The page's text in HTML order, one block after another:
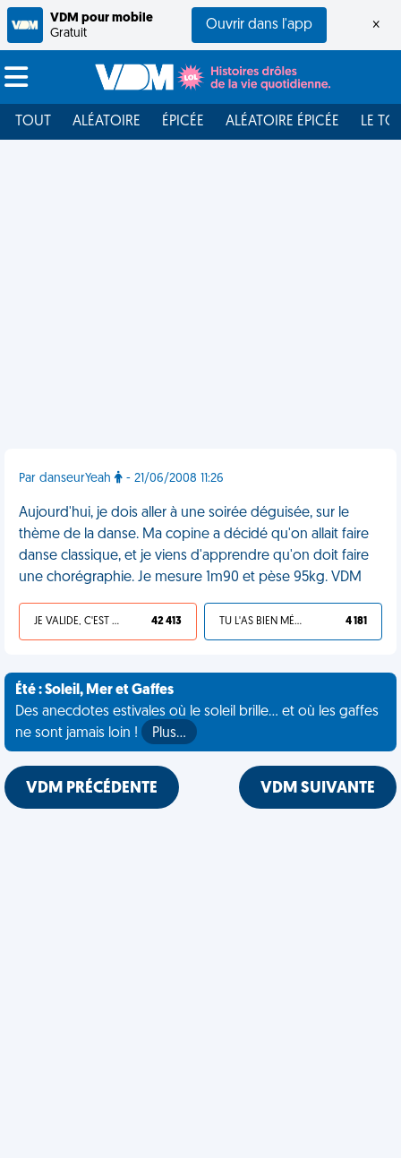
VDM pour mobile
Gratuit
Ouvrir dans l'app ×
TOUT ALÉATOIRE ÉPICÉE ALÉATOIRE ÉPICÉE LE
Par danseurYeah - 21/06/2008 11:26
Aujourd'hui, je dois aller à une soirée déguisée, sur le
thème de la danse. Ma copine a décidé qu'on allait faire
danse classique, et je viens d'apprendre qu'on doit faire
une chorégraphie. Je mesure 1m90 et pèse 95kg. VDM
JE VALIDE, C'EST UNE VDM 42 413 TU L'AS BIEN MÉRITÉ 4 181
Été : Soleil, Mer et Gaffes
Des anecdotes estivales où le soleil brille... et où les gaffes
ne sont jamais loin !
Plus…
VDM PRÉCÉDENTE VDM SUIVANTE